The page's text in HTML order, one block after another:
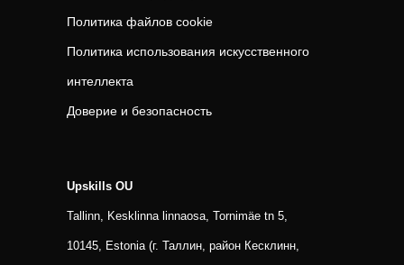
Политика файлов cookie
Политика использования искусственного
интеллекта
Доверие и безопасность
Upskills OU
Tallinn, Kesklinna linnaosa, Tornimäe tn 5,
10145, Estonia (г. Таллин, район Кесклинн,